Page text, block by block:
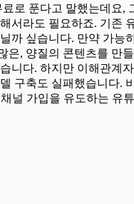
로 푼다고 말했는데
서라도 필요하죠. 기
까 싶습니다. 만약 가
, 양질의 콘텐츠를
니다. 하지만 이해관
구축도 실패했습니다.
널 가입을 유도하는 유